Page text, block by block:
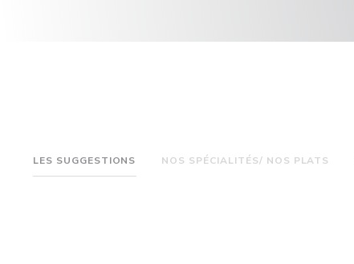
LES SUGGESTIONS NOS SPÉCIALITÉS/ NOS PLATS